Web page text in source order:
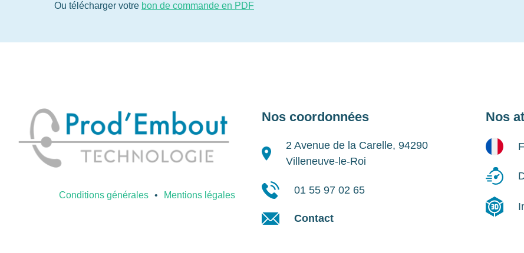
Ou télécharger votre bon de commande en PDF
Conditions générales Mentions légales
Nos coordonnées
2 Avenue de la Carelle, 94290
Villeneuve-le-Roi
01 55 97 02 65
Contact
Nos